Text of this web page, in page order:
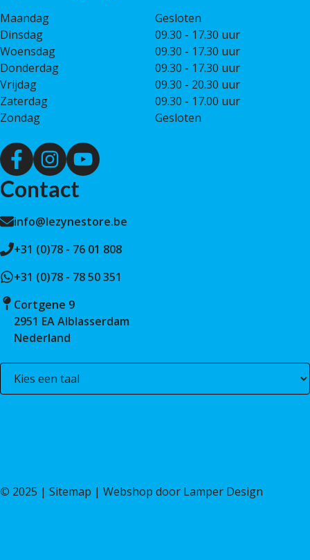
Maandag
Gesloten
Dinsdag
09.30 - 17.30 uur
Woensdag
09.30 - 17.30 uur
Donderdag
09.30 - 17.30 uur
Vrijdag
09.30 - 20.30 uur
Zaterdag
09.30 - 17.00 uur
Zondag
Gesloten
Contact
info@lezynestore.be
+31 (0)78 - 76 01 808
+31 (0)78 - 78 50 351
Cortgene 9
2951 EA Alblasserdam
Nederland
© 2025 | Sitemap | Webshop door Lamper Design